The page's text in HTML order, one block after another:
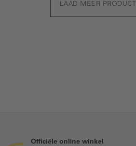
LAAD MEER
Officiële online winkel